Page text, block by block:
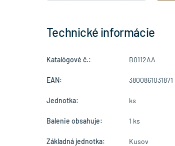
Technické informácie
Katalógové č.: B0112AA
EAN: 3800861031871
Jednotka: ks
Balenie obsahuje: 1 ks
Základná jednotka: Kusov